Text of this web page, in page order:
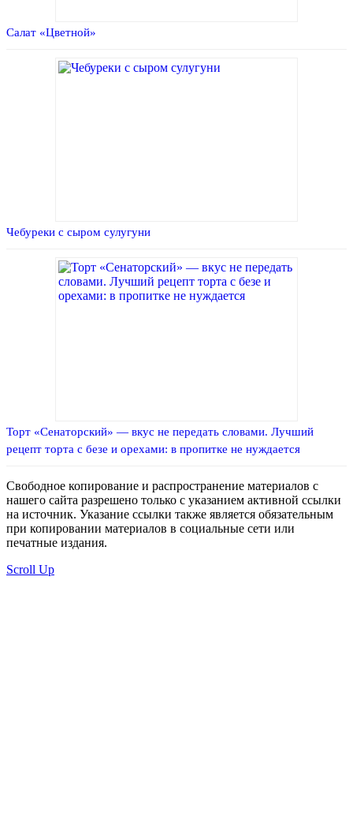
Салат «Цветной»
Чебуреки с сыром сулугуни
Торт «Сенаторский» — вкус не передать словами. Лучший
рецепт торта с безе и орехами: в пропитке не нуждается
Свободное копирование и распространение материалов с
нашего сайта разрешено только с указанием активной ссылки
на источник. Указание ссылки также является обязательным
при копировании материалов в социальные сети или
печатные издания.
Scroll Up